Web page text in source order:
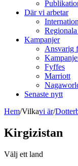
Där vi arbetar
Kampanjer
Ansvarig
Fyffes
Marriott
Senaste nytt
Hem/Vilkavi är/
Kirgizistan
Välj ett land